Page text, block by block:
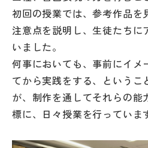
個人情報保護方針
サイトマップ
運営会社
初回の授業では、参考作品を
注意点を説明し、生徒たちに
いました。
何事においても、事前にイメ
てから実践をする、というこ
が、制作を通してそれらの能
標に、日々授業を行っていま